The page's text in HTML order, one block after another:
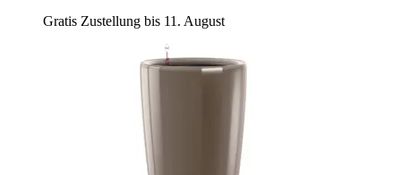
Gratis Zustellung bis 11. August